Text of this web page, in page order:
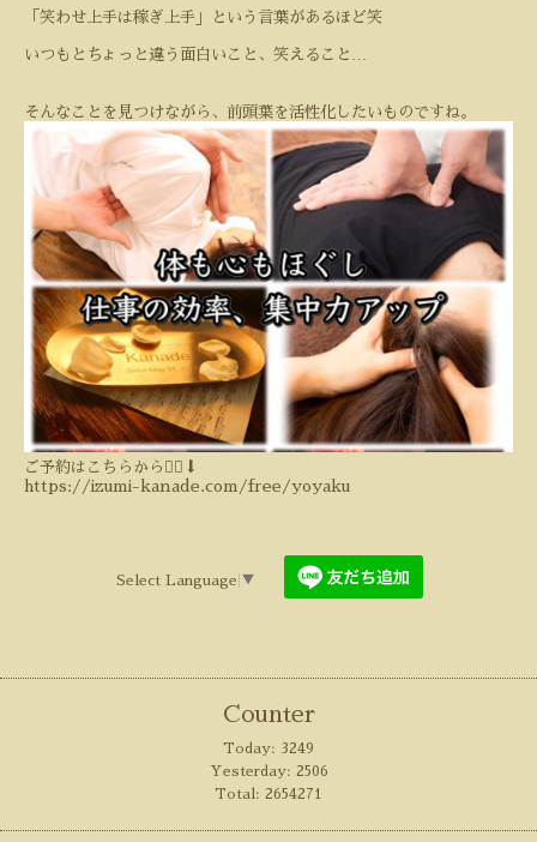
「笑わせ上手は稼ぎ上手」という言葉があるほど笑
いつもとちょっと違う面白いこと、笑えること …
そんなことを見つけながら、前頭葉を活性化したいものですね。
ご予約はこちらから💁‍♀️⬇️
https://izumi-kanade.com/free/yoyaku
Select Language ▼
Counter
Today: 3249
Yesterday: 2506
Total: 2654271